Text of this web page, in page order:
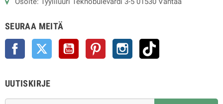
SEURAA MEITÄ
Facebook Twitter YouTube Pinterest Instagram
UUTISKIRJE